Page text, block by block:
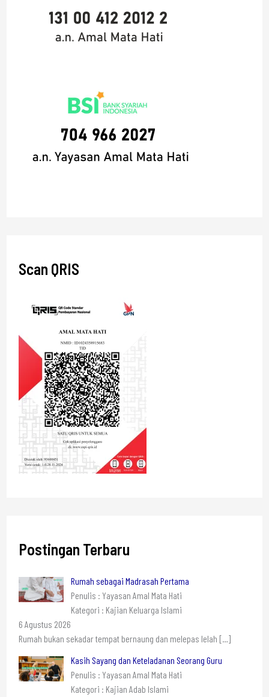
Scan QRIS
Postingan Terbaru
Rumah sebagai Madrasah Pertama
Penulis : Yayasan Amal Mata Hati
Kategori : Kajian Keluarga Islami
6 Agustus 2026
Rumah bukan sekadar tempat bernaung dan melepas lelah […]
Kasih Sayang dan Keteladanan Seorang Guru
Penulis : Yayasan Amal Mata Hati
Kategori : Kajian Adab Islami